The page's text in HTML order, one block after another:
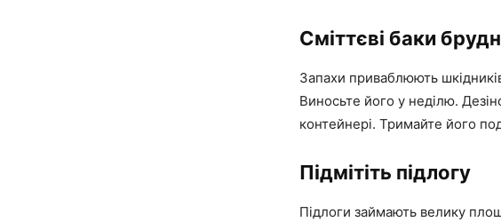
Сміттєві баки
Запахи приваблюють
Виносьте його у неділю.
контейнері. Тримайте його
Підмітіть підлогу
Підлоги займають велику